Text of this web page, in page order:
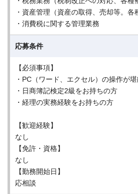
・資産管理（資産の取得、売却等。各
・消費税に関する管理業務
応募条件
【必須事項】
・PC（ワード、エクセル）の操作が
・日商簿記検定2級をお持ちの方
・経理の実務経験をお持ちの方
【歓迎経験】
なし
【免許・資格】
なし
【勤務開始日】
応相談